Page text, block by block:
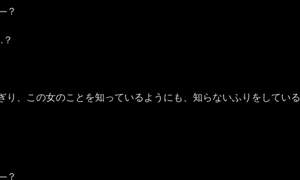
？
、この女のことを知っているようにも、知らないふりをしている
？